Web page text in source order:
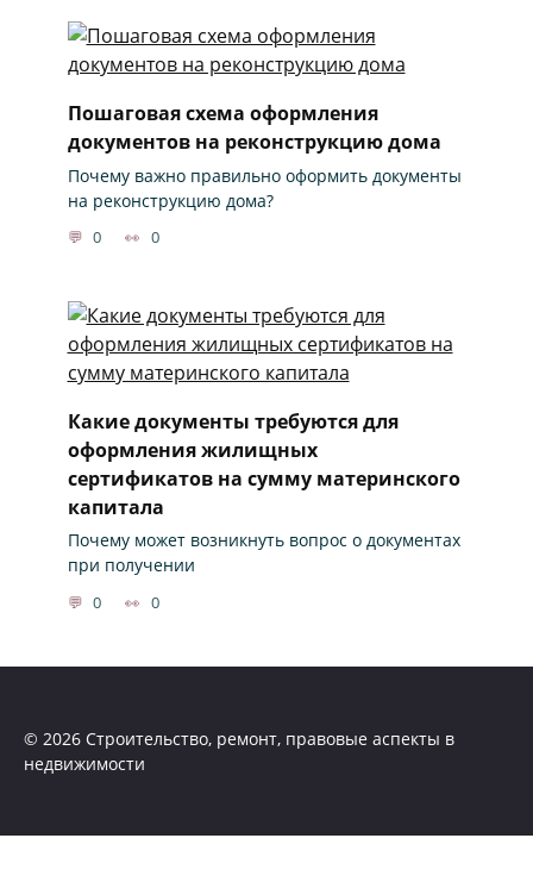
Пошаговая схема оформления
документов на реконструкцию дома
Почему важно правильно оформить документы
на реконструкцию дома?
0 0
Какие документы требуются для
оформления жилищных
сертификатов на сумму материнского
капитала
Почему может возникнуть вопрос о документах
при получении
0 0
© 2026 Строительство, ремонт, правовые аспекты в
недвижимости